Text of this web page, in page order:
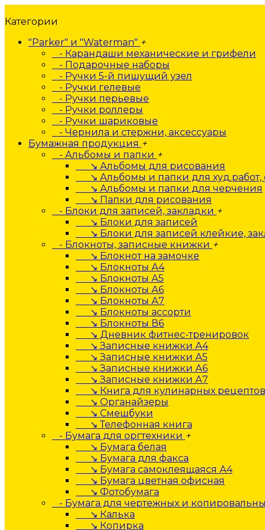
Категории
"Parker" и "Waterman" +
- Карандаши механические и грифели
- Подарочные наборы
- Ручки 5-й пишущий узел
- Ручки гелевые
- Ручки перьевые
- Ручки роллеры
- Ручки шариковые
- Чернила и стержни, аксессуары
Бумажная продукция +
- Альбомы и папки +
↘ Альбомы для рисования
↘ Альбомы и папки для худ.работ,
↘ Альбомы и папки для черчения
↘ Папки для рисования
- Блоки для записей, закладки +
↘ Блоки для записей
↘ Блоки для записей клейкие,
- Блокноты, записные книжки +
↘ Блокнот на замочке
↘ Блокноты А4
↘ Блокноты А5
↘ Блокноты А6
↘ Блокноты А7
↘ Блокноты ассорти
↘ Блокноты В6
↘ Дневник фитнес-тренировок
↘ Записные книжки А4
↘ Записные книжки А5
↘ Записные книжки А6
↘ Записные книжки А7
↘ Книга для кулинарных рецептов
↘ Органайзеры
↘ Смешбуки
↘ Телефонная книга
- Бумага для оргтехники +
↘ Бумага белая
↘ Бумага для факса
↘ Бумага самоклеящаяся А4
↘ Бумага цветная офисная
↘ Фотобумага
- Бумага для чертежных и
↘ Калька
↘ Копирка